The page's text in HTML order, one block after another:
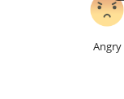
Angry